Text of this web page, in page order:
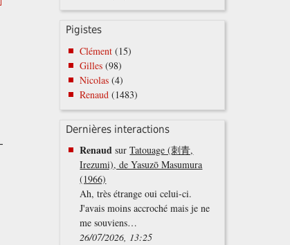
Pigistes
Clément (15)
Gilles (98)
Nicolas (4)
Renaud (1483)
Dernières interactions
Renaud surTatouage (刺青,
Irezumi), de Yasuzō Masumura
(1966)
Ah, très étrange oui celui-ci.
J'avais moins accroché mais je ne
me souviens…
26/07/2026, 13:25